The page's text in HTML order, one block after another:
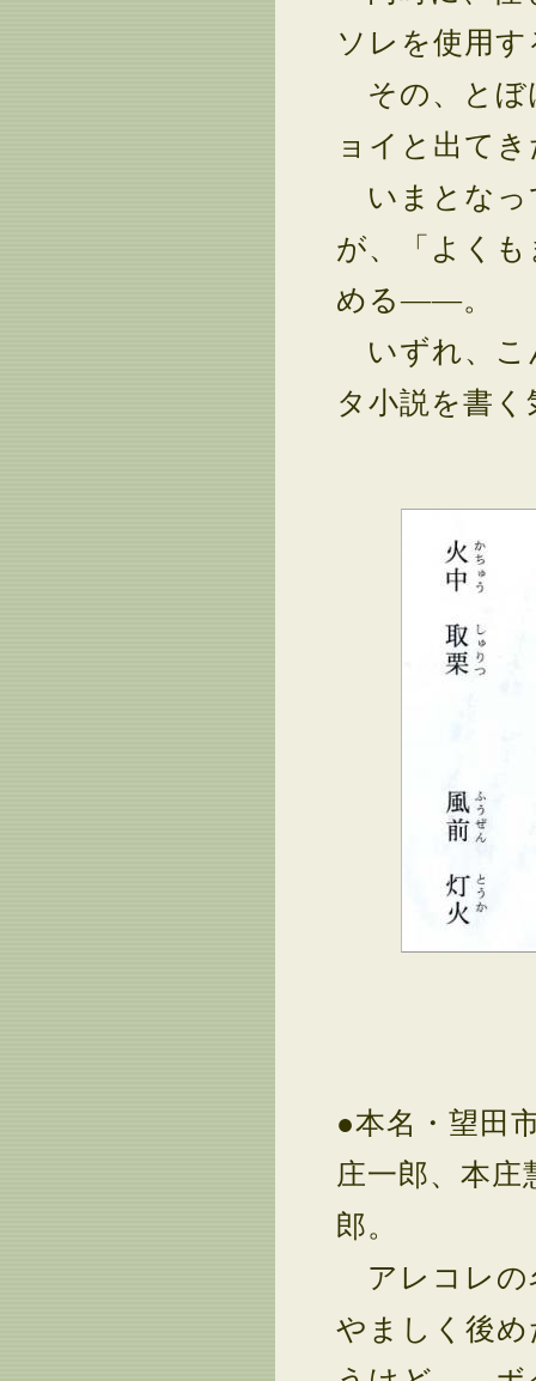
ソレを使用
その、とぼ
ョイと出て
いまとなっ
が、「よく
める――。
いずれ、こ
タ小説を書
●本名・望田
庄一郎、本庄
郎。
アレコレの
やましく後